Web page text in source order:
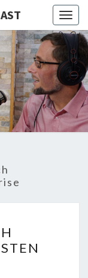
IST
Und
– Der
Zur
Und